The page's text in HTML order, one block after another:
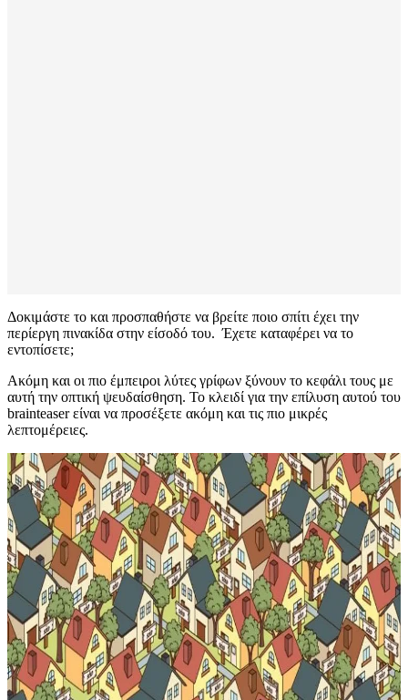
Δοκιμάστε το και προσπαθήστε να βρείτε ποιο σπίτι έχει την
περίεργη πινακίδα στην είσοδό του. Έχετε καταφέρει να το
εντοπίσετε;
Ακόμη και οι πιο έμπειροι λύτες γρίφων ξύνουν το κεφάλι τους με
αυτή την οπτική ψευδαίσθηση. Το κλειδί για την επίλυση αυτού του
brainteaser είναι να προσέξετε ακόμη και τις πιο μικρές
λεπτομέρειες.